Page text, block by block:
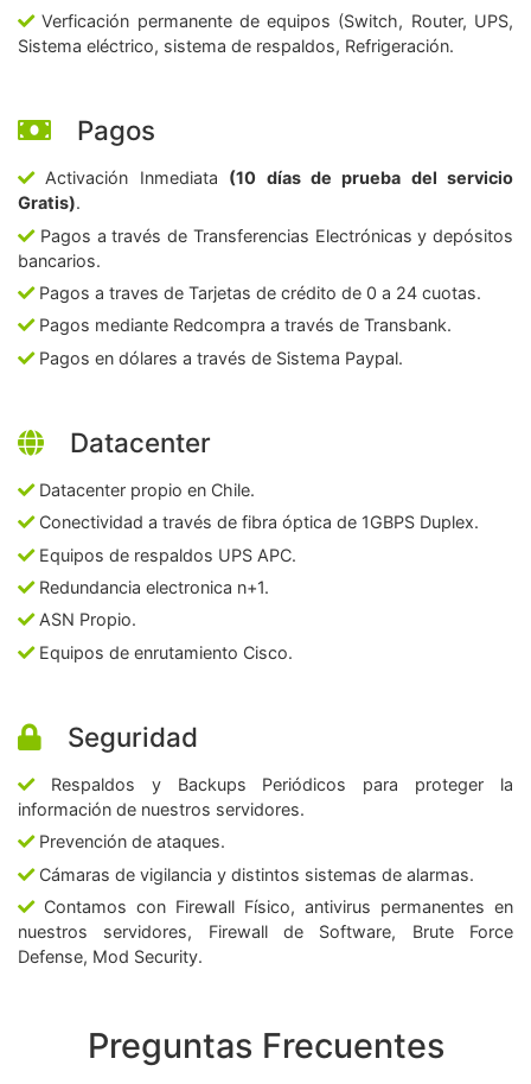
Verficación permanente de equipos (Switch, Router, UPS,
Sistema eléctrico, sistema de respaldos, Refrigeración.
Pagos
Activación Inmediata (10 días de prueba del servicio
Gratis).
Pagos a través de Transferencias Electrónicas y depósitos
bancarios.
Pagos a traves de Tarjetas de crédito de 0 a 24 cuotas.
Pagos mediante Redcompra a través de Transbank.
Pagos en dólares a través de Sistema Paypal.
Datacenter
Datacenter propio en Chile.
Conectividad a través de fibra óptica de 1GBPS Duplex.
Equipos de respaldos UPS APC.
Redundancia electronica n+1.
ASN Propio.
Equipos de enrutamiento Cisco.
Seguridad
Respaldos y Backups Periódicos para proteger la
información de nuestros servidores.
Prevención de ataques.
Cámaras de vigilancia y distintos sistemas de alarmas.
Contamos con Firewall Físico, antivirus permanentes en
nuestros servidores, Firewall de Software, Brute Force
Defense, Mod Security.
Preguntas Frecuentes